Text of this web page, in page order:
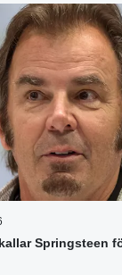
Springsteen